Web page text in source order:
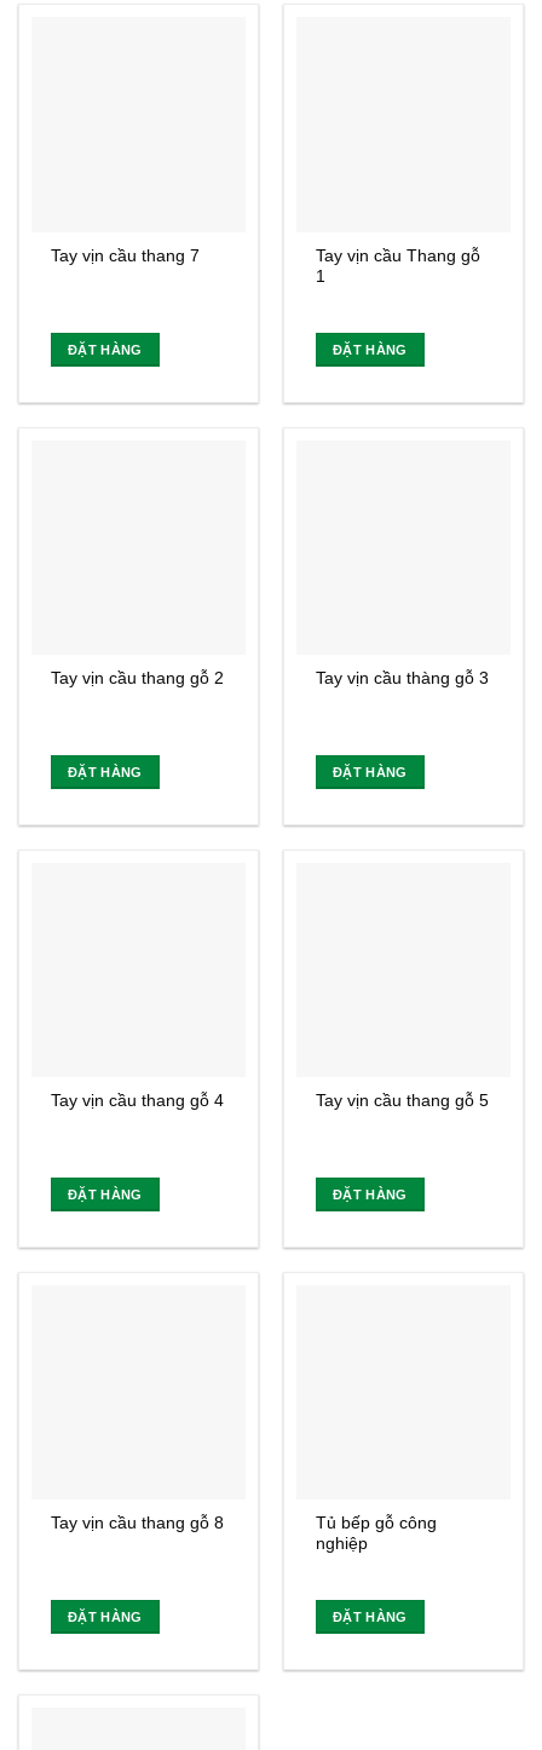
Tay vịn cầu thang 7
ĐẶT HÀNG
Tay vịn cầu Thang gỗ
1
ĐẶT HÀNG
Tay vịn cầu thang gỗ 2
ĐẶT HÀNG
Tay vịn cầu thàng gỗ 3
ĐẶT HÀNG
Tay vịn cầu thang gỗ 4
ĐẶT HÀNG
Tay vịn cầu thang gỗ 5
ĐẶT HÀNG
Tay vịn cầu thang gỗ 8
ĐẶT HÀNG
Tủ bếp gỗ công
nghiệp
ĐẶT HÀNG